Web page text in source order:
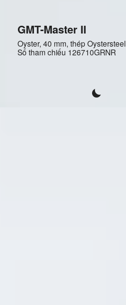
GMT-Master II
Oyster, 40 mm, thép Oystersteel
Số tham chiếu 126710GRNR